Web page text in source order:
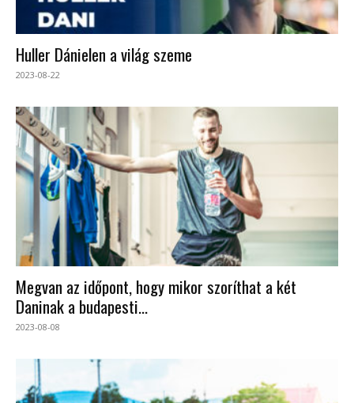
Huller Dánielen a világ szeme
2023-08-22
Megvan az időpont, hogy mikor szoríthat a két
Daninak a budapesti...
2023-08-08